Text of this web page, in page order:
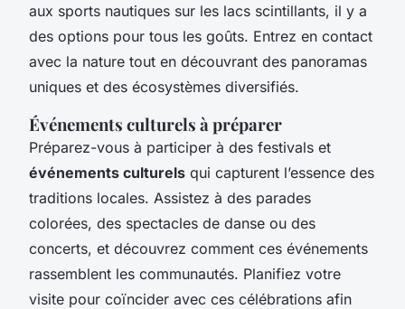
aux sports nautiques sur les lacs scintillants, il y a
des options pour tous les goûts. Entrez en contact
avec la nature tout en découvrant des panoramas
uniques et des écosystèmes diversifiés.
Événements culturels à préparer
Préparez-vous à participer à des festivals et
événements culturels qui capturent l’essence des
traditions locales. Assistez à des parades
colorées, des spectacles de danse ou des
concerts, et découvrez comment ces événements
rassemblent les communautés. Planifiez votre
visite pour coïncider avec ces célébrations afin